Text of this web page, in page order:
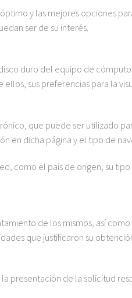
y las mejores opciones
ser de su interés.
duro del equipo de
sus preferencias para la
que puede ser utilizado
en dicha página y el tipo de
como el país de origen, su
de los mismos, así
que justificaron su
presentación de la solicitud